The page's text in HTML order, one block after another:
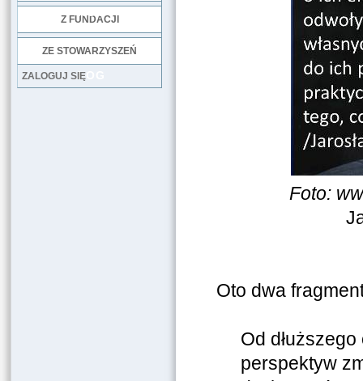
Z FUNDACJI
ZE STOWARZYSZEŃ
LOG
ZALOGUJ SIĘ
Foto:
Oto dwa
Od
perspektyw